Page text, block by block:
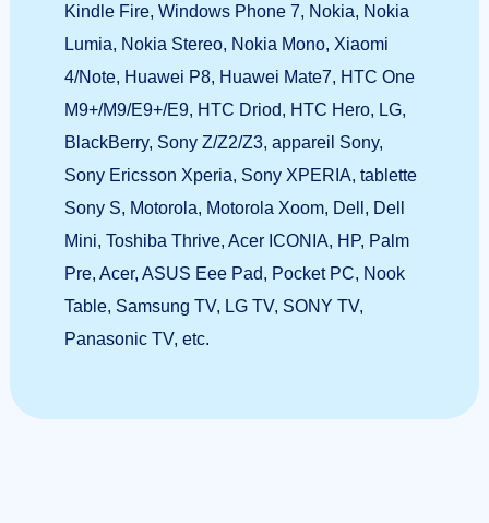
Kindle Fire, Windows Phone 7, Nokia, Nokia
Lumia, Nokia Stereo, Nokia Mono, Xiaomi
4/Note, Huawei P8, Huawei Mate7, HTC One
M9+/M9/E9+/E9, HTC Driod, HTC Hero, LG,
BlackBerry, Sony Z/Z2/Z3, appareil Sony,
Sony Ericsson Xperia, Sony XPERIA, tablette
Sony S, Motorola, Motorola Xoom, Dell, Dell
Mini, Toshiba Thrive, Acer ICONIA, HP, Palm
Pre, Acer, ASUS Eee Pad, Pocket PC, Nook
Table, Samsung TV, LG TV, SONY TV,
Panasonic TV, etc.